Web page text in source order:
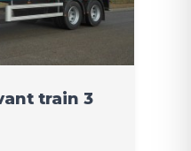
train 3